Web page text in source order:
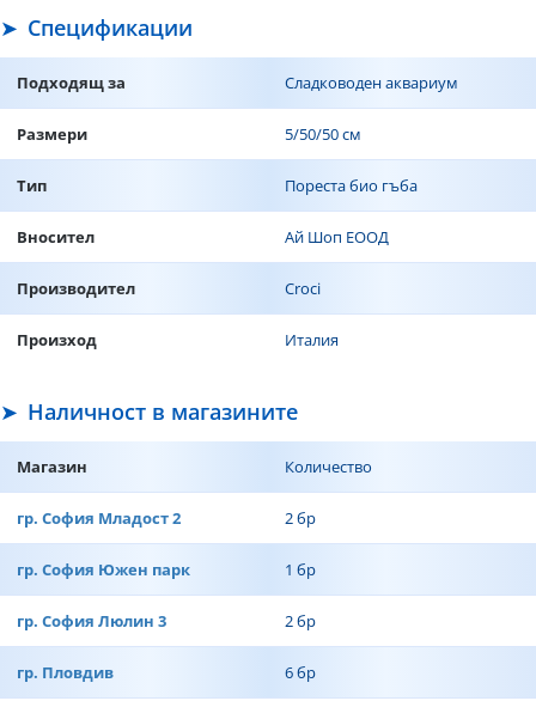
Спецификации
Подходящ за Сладководен аквариум
Размери 5/50/50 см
Тип Пореста био гъба
Вносител Ай Шоп ЕООД
Производител Croci
Произход Италия
Наличност в магазините
Магазин Количество
гр. София Младост 2 2 бр
гр. София Южен парк 1 бр
гр. София Люлин 3 2 бр
гр. Пловдив 6 бр